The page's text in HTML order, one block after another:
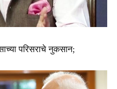
परिसराचे नुकसान;